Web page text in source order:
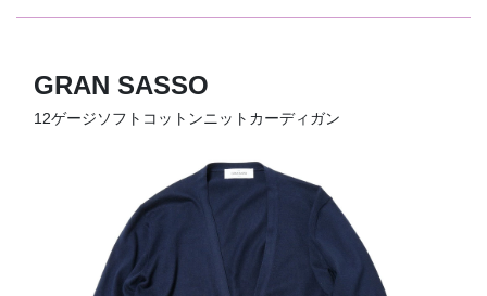
GRAN SASSO
12ゲージソフトコットンニットカーディガン